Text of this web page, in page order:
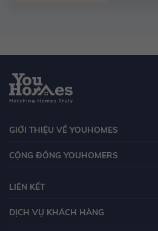
GIỚI THIỆU VỀ YOUHOMES
CỘNG ĐỒNG YOUHOMERS
LIÊN KẾT
DỊCH VỤ KHÁCH HÀNG